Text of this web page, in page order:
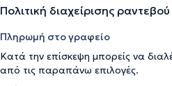
Πολιτική διαχείρισης ραντεβού
Πληρωμή στο γραφείο
Κατά την επίσκεψη μπορείς να
από τις παραπάνω επιλογές.